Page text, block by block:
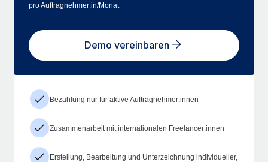
pro Auftragnehmer:in/Monat
Demo vereinbaren
Bezahlung nur für aktive Auftragnehmer:innen
Zusammenarbeit mit internationalen Freelancer:innen
Erstellung, Bearbeitung und Unterzeichnung individueller,